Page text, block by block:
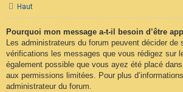
Haut
Pourquoi mon message a-t-il besoin d’être
Les administrateurs du forum peuvent décider de
vérifications les messages que vous rédigez sur
également possible que vous ayez été placé
aux permissions limitées. Pour plus
administrateur du forum.